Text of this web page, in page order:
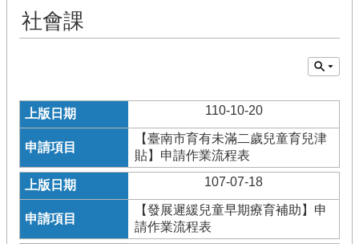
社會課
110-10-20
【臺南市育有未滿二歲兒童育兒津
貼】申請作業流程表
107-07-18
【發展遲緩兒童早期療育補助】申
請作業流程表